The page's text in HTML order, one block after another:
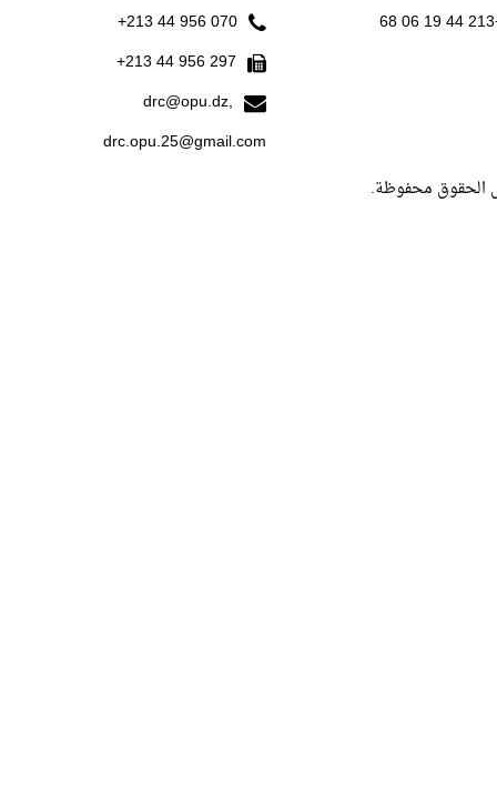
070 956 44 213+
297 956 44 213+
drc@opu.dz,
drc.opu.25@gmail.com
الحقوق محفوظة.